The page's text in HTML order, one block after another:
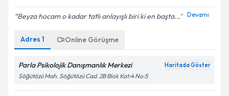
Beyza hocam o kadar tatlı anlayışlı biri ki en başta... Devamı
Adres 1 Online Görüşme
Parla Psikolojik Danışmanlık Merkezi Haritada Göster
Söğütözü Mah. Söğütözü Cad. 2B Blok Kat:4 No:5